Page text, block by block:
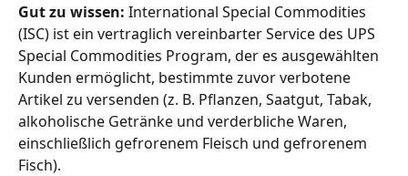
Gut zu wissen: International Special Commodities
(ISC) ist ein vertraglich vereinbarter Service des UPS
Special Commodities Program, der es ausgewählten
Kunden ermöglicht, bestimmte zuvor verbotene
Artikel zu versenden (z. B. Pflanzen, Saatgut, Tabak,
alkoholische Getränke und verderbliche Waren,
einschließlich gefrorenem Fleisch und gefrorenem
Fisch).